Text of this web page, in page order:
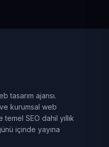
tasarım ajansı.
kurumsal web
temel SEO dahil yıllık
içinde yayına